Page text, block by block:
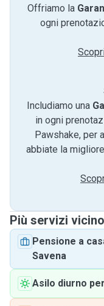
Offriamo la
ogni
Includiamo una
in ogni
Pawshake, per
abbiate la
Più servizi
Pensione a
Savena
Asilo diurno